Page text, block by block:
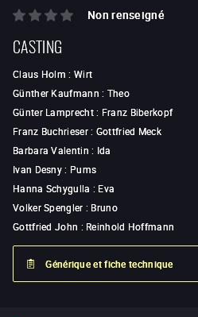
Non renseigné
CASTING
Claus Holm : Wirt
Günther Kaufmann : Theo
Günter Lamprecht: Franz Biberkopf
Franz Buchrieser: Gottfried Meck
Barbara Valentin : Ida
Ivan Desny: Pums
Hanna Schygulla : Eva
Volker Spengler : Bruno
Gottfried John : Reinhold Hoffmann
Générique et fiche technique